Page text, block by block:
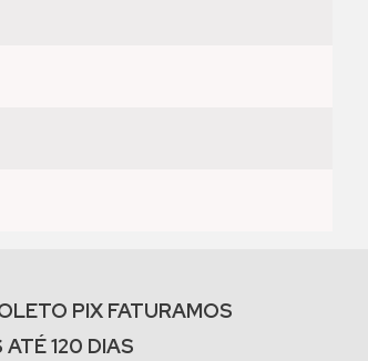
PIX FATURAMOS
ATÉ 120 DIAS